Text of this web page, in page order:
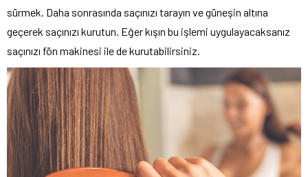
sürmek. Daha sonrasında saçınızı tarayın ve güneşin altına
geçerek saçınızı kurutun. Eğer kışın bu işlemi uygulayacaksanız
saçınızı fön makinesi ile de kurutabilirsiniz.